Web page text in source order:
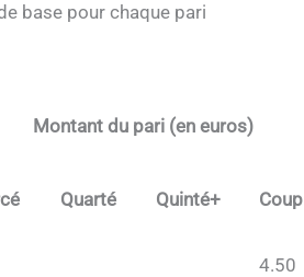
base pour chaque pari
Montant du pari (en euros)
Quarté Quinté+
4.50